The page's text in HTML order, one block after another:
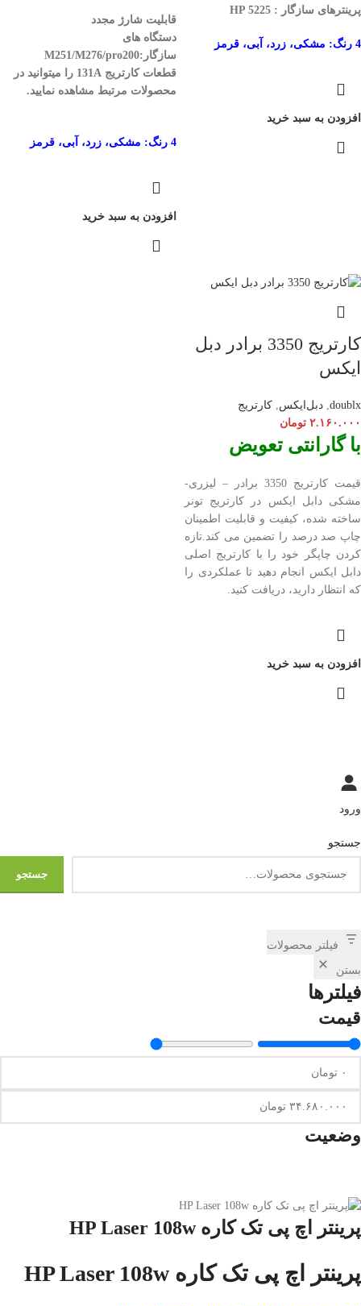
پرینترهای سازگار : HP 5225
4 رنگ: مشکی، زرد، آبی، قرمز
افزودن به سبد خرید
قابلیت شارژ مجدد
دستگاه های
سازگار:M251/M276/pro200
قطعات کارتریج 131A را میتوانید در
محصولات مرتبط مشاهده نمایید.
4 رنگ: مشکی، زرد، آبی، قرمز
افزودن به سبد خرید
کارتریج 3350 برادر دبل
ایکس
doublx
, دبل‌ایکس, کارتریج
۲.۱۶۰.۰۰۰ تومان
با گارانتی تعویض
قیمت کارتریج 3350 برادر – لیزری-
مشکی دابل ایکس در کارتریج تونر
ساخته شده، کیفیت و قابلیت اطمینان
چاپ صد درصد را تضمین می کند.تازه
کردن چاپگر خود را با کارتریج اصلی
دابل ایکس انجام دهید تا عملکردی را
که انتظار دارید، دریافت کنید.
افزودن به سبد خرید
ورود
جستجو
جستجو
فیلتر محصولات
بستن
فیلترها
قیمت
وضعیت
پرینتر اچ پی تک کاره HP Laser 108w
پرینتر اچ پی تک کاره HP Laser 108w